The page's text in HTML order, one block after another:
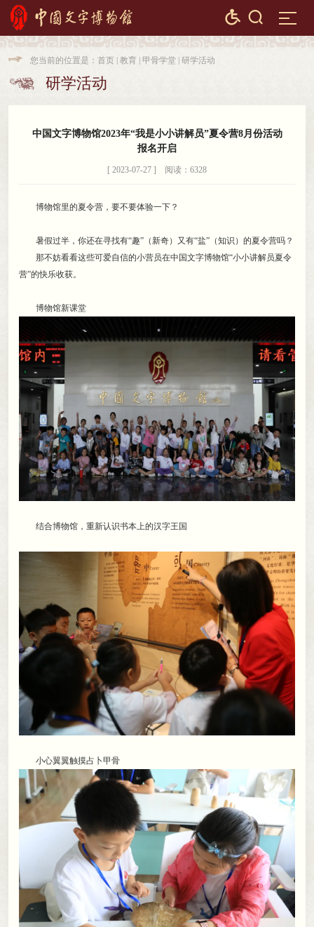
 
 研学活动
 您当前的位置是： 首页 教育 甲骨学堂 研学活动
中国文字博物馆2023年“我是小小讲解员”夏令营8月份活动
报名开启
[ 2023-07-27 ] 阅读：6328
博物馆里的夏令营 ， 要不要体验一下？
暑假过半 ， 你还在寻找有“趣”（新奇）又有“盐”（知识）的夏令营吗？
那不妨看看这些可爱自信的小营员在中国文字博物馆“小小讲解员夏令
营”的快乐收获。
博物馆新课堂
结合博物馆 ， 重新认识书本上的汉字王国
小心翼翼触摸占卜甲骨